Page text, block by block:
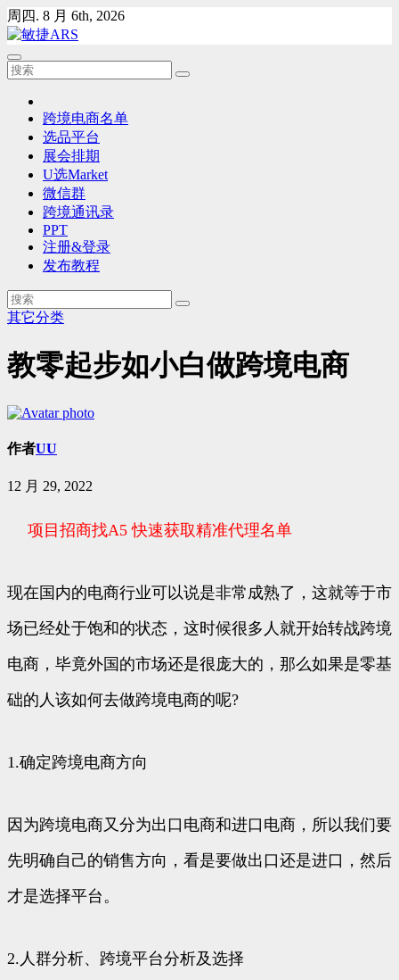
Skip
to
content
周四. 8 月 6th, 2026
跨境电商名单
选品平台
展会排期
U选Market
微信群
跨境通讯录
PPT
注册&登录
发布教程
其它分类
教零起步如小白做跨境电商
作者UU
12 月 29, 2022
项目招商找A5 快速获取精准代理名单
现在国内的电商行业可以说是非常成熟了，这就等于市
场已经处于饱和的状态，这时候很多人就开始转战跨境
电商，毕竟外国的市场还是很庞大的，那么如果是零基
础的人该如何去做跨境电商的呢?
1.确定跨境电商方向
因为跨境电商又分为出口电商和进口电商，所以我们要
先明确自己的销售方向，看是要做出口还是进口，然后
才是选择平台。
2.人群分析、跨境平台分析及选择